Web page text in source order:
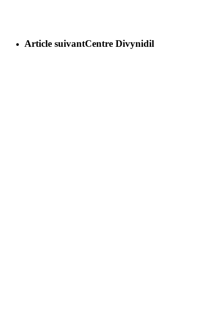
Article suivantCentre Divynidil